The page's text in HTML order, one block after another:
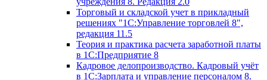
Торговый и складской учет в прикладный
решениях "1С:Управление торговлей 8",
редакция 11.5
Теория и практика расчета заработной платы
в 1С:Предприятие 8
Кадровое делопроизводство. Кадровый учёт
в 1С:Зарплата и управление персоналом 8.